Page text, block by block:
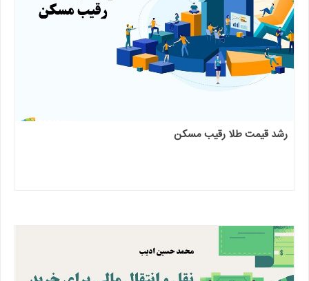
رشد قیمت طلا رقیب مسکن